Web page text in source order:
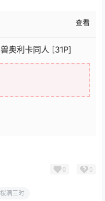
查看
奥利卡同人 [31P]
0 0
桜满三时